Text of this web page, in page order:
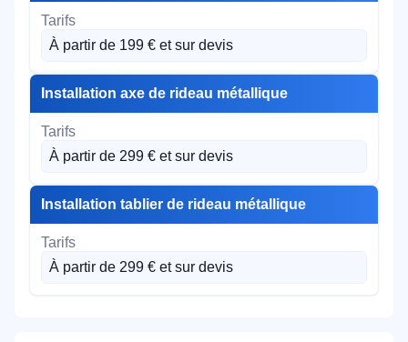
À partir de 199 € et sur devis
Installation axe de rideau métallique
À partir de 299 € et sur devis
Installation tablier de rideau métallique
À partir de 299 € et sur devis